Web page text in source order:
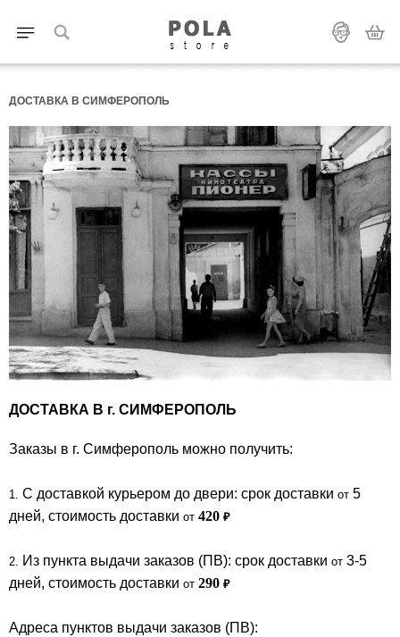
ДОСТАВКА В СИМФЕРОПОЛЬ
ДОСТАВКА В г. СИМФЕРОПОЛЬ
Заказы в г. Симферополь можно получить:
1. C доставкой курьером до двери: cрок доставки от 5
дней, стоимость доставки от 420 ₽
2. Из пункта выдачи заказов (ПВ): срок доставки от 3-5
дней, стоимость доставки от 290 ₽
Адреса пунктов выдачи заказов (ПВ):